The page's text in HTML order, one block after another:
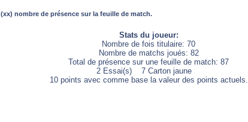
(xx) nombre de présence sur la feuille de match.
Stats du joueur:
Nombre de fois titulaire: 70
Nombre de matchs joués: 82
Total de présence sur une feuille de match: 87
2 Essai(s) 7 Carton jaune
10 points avec comme base la valeur des points actuels.